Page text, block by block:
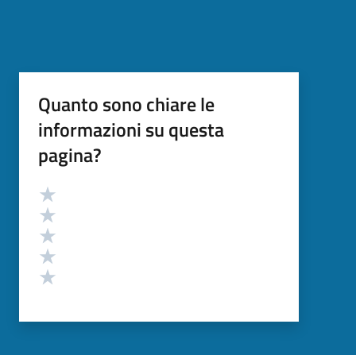
Quanto sono chiare le
informazioni su questa
pagina?
Valutazione